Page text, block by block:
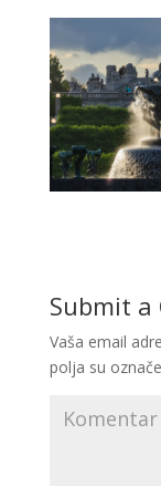
Submit a
Vaša email
polja su